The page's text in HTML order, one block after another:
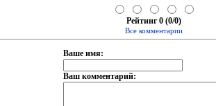
Рейтинг 0 (0/0)
Все комментарии
Ваше имя:
Ваш комментарий: